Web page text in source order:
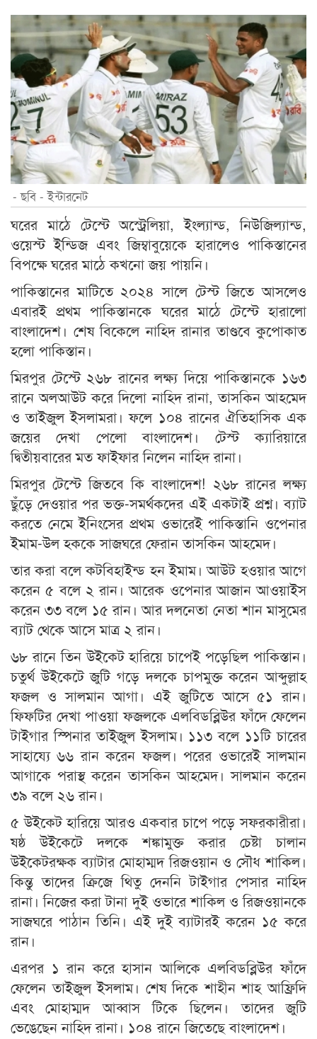
- ছবি - ইন্টারনেট
ঘরের মাঠে টেস্টে অস্ট্রেলিয়া, ইংল্যান্ড, নিউজিল্যান্ড,
ওয়েস্ট ইন্ডিজ এবং জিম্বাবুয়েকে হারালেও পাকিস্তানের
বিপক্ষে ঘরের মাঠে কখনো জয় পায়নি।
পাকিস্তানের মাটিতে ২০২৪ সালে টেস্ট জিতে আসলেও
এবারই প্রথম পাকিস্তানকে ঘরের মাঠে টেস্টে হারালো
বাংলাদেশ। শেষ বিকেলে নাহিদ রানার তাণ্ডবে কুপোকাত
হলো পাকিস্তান।
মিরপুর টেস্টে ২৬৮ রানের লক্ষ্য দিয়ে পাকিস্তানকে ১৬৩
রানে অলআউট করে দিলো নাহিদ রানা, তাসকিন আহমেদ
ও তাইজুল ইসলামরা। ফলে ১০৪ রানের ঐতিহাসিক এক
জয়ের দেখা পেলো বাংলাদেশ। টেস্ট ক্যারিয়ারে
দ্বিতীয়বারের মত ফাইফার নিলেন নাহিদ রানা।
মিরপুর টেস্টে জিতবে কি বাংলাদেশ! ২৬৮ রানের লক্ষ্য
ছুঁড়ে দেওয়ার পর ভক্ত-সমর্থকদের এই একটাই প্রশ্ন। ব্যাট
করতে নেমে ইনিংসের প্রথম ওভারেই পাকিস্তানি ওপেনার
ইমাম-উল হককে সাজঘরে ফেরান তাসকিন আহমেদ।
তার করা বলে কটবিহাইন্ড হন ইমাম। আউট হওয়ার আগে
করেন ৫ বলে ২ রান। আরেক ওপেনার আজান আওয়াইস
করেন ৩৩ বলে ১৫ রান। আর দলনেতা নেতা শান মাসুমের
ব্যাট থেকে আসে মাত্র ২ রান।
৬৮ রানে তিন উইকেট হারিয়ে চাপেই পড়েছিল পাকিস্তান।
চতুর্থ উইকেটে জুটি গড়ে দলকে চাপমুক্ত করেন আব্দুল্লাহ
ফজল ও সালমান আগা। এই জুটিতে আসে ৫১ রান।
ফিফটির দেখা পাওয়া ফজলকে এলবিডব্লিউর ফাঁদে ফেলেন
টাইগার স্পিনার তাইজুল ইসলাম। ১১৩ বলে ১১টি চারের
সাহায্যে ৬৬ রান করেন ফজল। পরের ওভারেই সালমান
আগাকে পরাস্থ করেন তাসকিন আহমেদ। সালমান করেন
৩৯ বলে ২৬ রান।
৫ উইকেট হারিয়ে আরও একবার চাপে পড়ে সফরকারীরা।
ষষ্ঠ উইকেটে দলকে শঙ্কামুক্ত করার চেষ্টা চালান
উইকেটরক্ষক ব্যাটার মোহাম্মদ রিজওয়ান ও সৌধ শাকিল।
কিন্তু তাদের ক্রিজে থিতু দেননি টাইগার পেসার নাহিদ
রানা। নিজের করা টানা দুই ওভারে শাকিল ও রিজওয়ানকে
সাজঘরে পাঠান তিনি। এই দুই ব্যাটারই করেন ১৫ করে
রান।
এরপর ১ রান করে হাসান আলিকে এলবিডব্লিউর ফাঁদে
ফেলেন তাইজুল ইসলাম। শেষ দিকে শাহীন শাহ আফ্রিদি
এবং মোহাম্মদ আব্বাস টিকে ছিলেন। তাদের জুটি
ভেঙেছেন নাহিদ রানা। ১০৪ রানে জিতেছে বাংলাদেশ।